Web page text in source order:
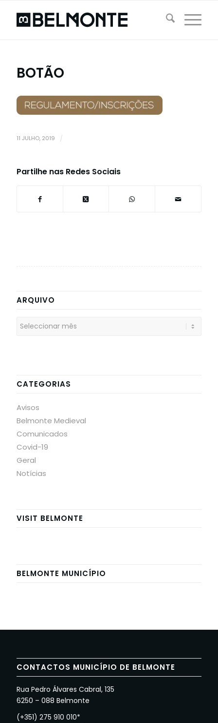
BOTÃO
11 JULHO, 2019 /
Partilhe nas Redes Sociais
ARQUIVO
CATEGORIAS
Avisos
Belmonte Medieval
Comunicados
Covid-19
Geral
Notícias
VISIT BELMONTE
BELMONTE MUNICÍPIO
CONTACTOS MUNICÍPIO DE BELMONTE
Rua Pedro Álvares Cabral, 135
6250 – 088 Belmonte
(+351) 275 910 010*